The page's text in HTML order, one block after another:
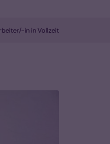
in in Vollzeit